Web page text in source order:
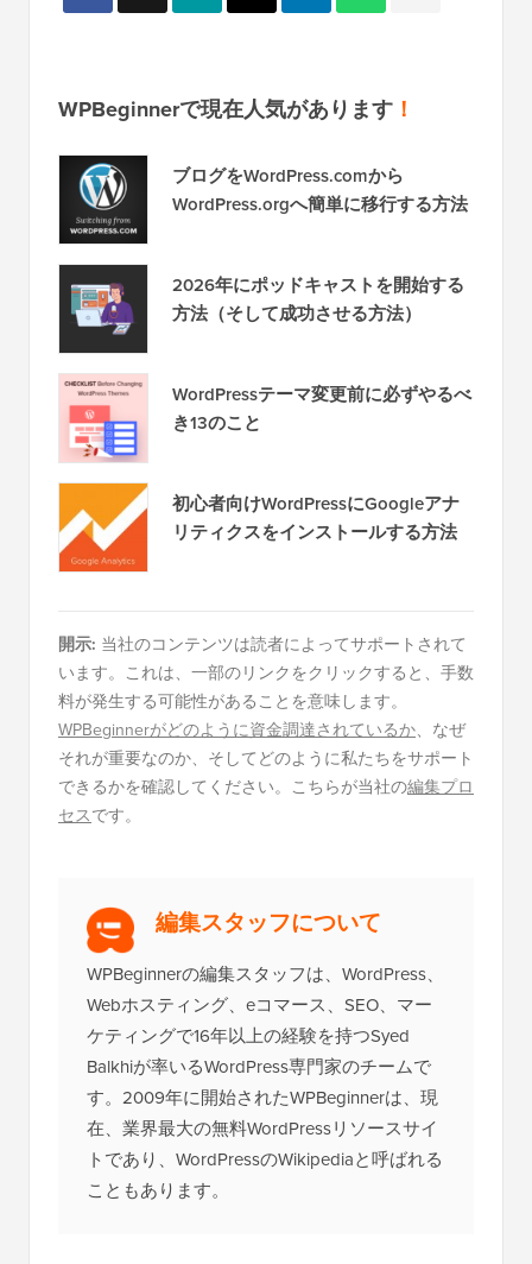
WPBeginnerで現在人気があります ！
ブログをWordPress.comから
WordPress.orgへ簡単に移行する方法
2026年にポッドキャストを開始する
方法（そして成功させる方法）
WordPressテーマ変更前に必ずやるべ
き13のこと
初心者向けWordPressにGoogleアナ
リティクスをインストールする方法
開示: 当社のコンテンツは読者によってサポートされて
います。これは、一部のリンクをクリックすると、手数
料が発生する可能性があることを意味します。
WPBeginnerがどのように資金調達されているか、なぜ
それが重要なのか、そしてどのように私たちをサポート
できるかを確認してください。こちらが当社の編集プロ
セスです。
編集スタッフについて
WPBeginnerの編集スタッフは、WordPress、
Webホスティング、eコマース、SEO、マー
ケティングで16年以上の経験を持つSyed
Balkhiが率いるWordPress専門家のチームで
す。2009年に開始されたWPBeginnerは、現
在、業界最大の無料WordPressリソースサイ
トであり、WordPressのWikipediaと呼ばれる
こともあります。